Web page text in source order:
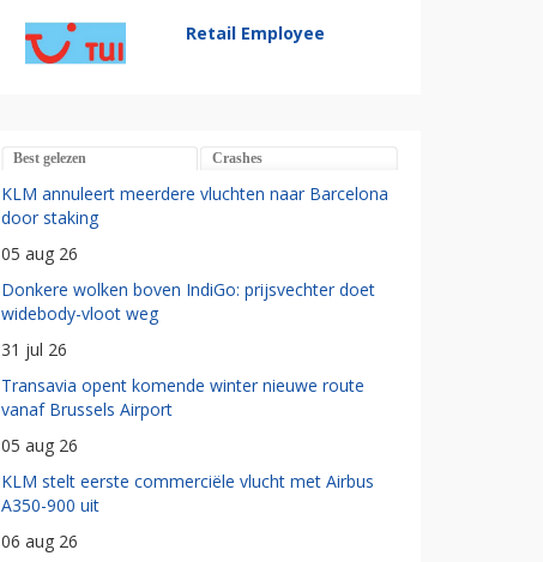
Retail Employee
Best gelezen Crashes
KLM annuleert meerdere vluchten naar Barcelona
door staking
05 aug 26
Donkere wolken boven IndiGo: prijsvechter doet
widebody-vloot weg
31 jul 26
Transavia opent komende winter nieuwe route
vanaf Brussels Airport
05 aug 26
KLM stelt eerste commerciële vlucht met Airbus
A350-900 uit
06 aug 26